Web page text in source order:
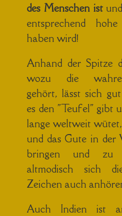
des Menschen ist
entsprechend hohe
haben wird!
Anhand der Spitze
wozu die wahre
gehört, lässt sich
es den "Teufel" gibt
lange weltweit
und das Gute in
bringen und zu
altmodisch sich
Zeichen auch
Auch Indien ist